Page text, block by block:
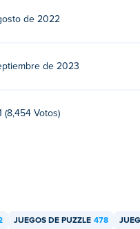
de 2022
de 2023
(8,454 Votos)
JUEGOS DE PUZZLE 478